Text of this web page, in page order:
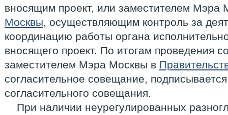
вносящим проект, или заместителем Мэра
Москвы, осуществляющим контроль за
координацию работы органа
вносящего проект. По итогам проведения
заместителем Мэра Москвы в
согласительное совещание,
согласительного совещания.
При наличии неурегулированных